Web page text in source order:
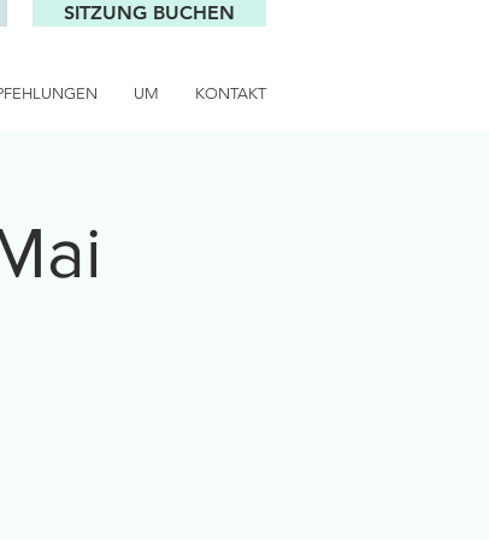
SITZUNG BUCHEN
UM KONTAKT